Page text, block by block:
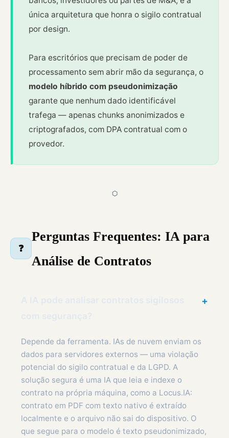
única arquitetura que honra o sigilo contratual
por design.
Para escritórios que precisam de poder de
processamento sem abrir mão da segurança, o
modelo híbrido com pseudonimização
garante que nenhum dado identificável
trafega — apenas chunks anonimizados e
criptografados, com DPA contratual com o
provedor.
⬡
❓
Perguntas Frequentes: IA para
Análise de Contratos
+
Depende da ferramenta. IAs de nuvem enviam os
dados para servidores externos — uma violação
potencial do sigilo contratual e da LGPD. A
solução segura é uma IA que leia e indexe o
contrato na própria máquina, como a Locus.IA:
contrato em PDF com texto nativo é extraído
localmente e o arquivo não sai do dispositivo. O
que segue para o modelo é texto pseudonimizado,